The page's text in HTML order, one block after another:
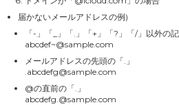
届かないメールアドレスの例)
「-」「_」「.」「+」「?」「/」以外の
abcdef~@sample.com
メールアドレスの先頭の「.」
.abcdefg@sample.com
@の直前の「.」
abcdefg.@sample.com